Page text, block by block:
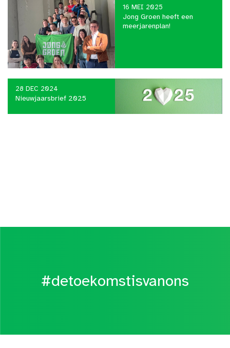
16 MEI 2025
Jong Groen heeft een
meerjarenplan!
28 DEC 2024
Nieuwjaarsbrief 2025
#detoekomstisvanons